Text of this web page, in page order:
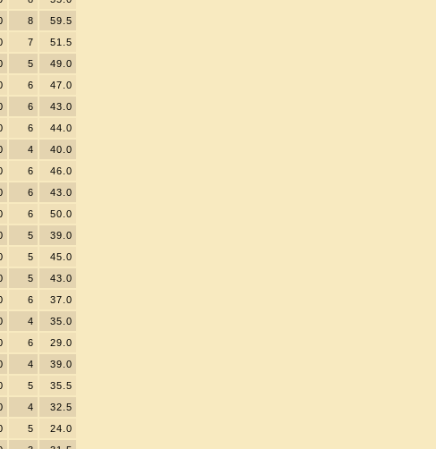
8
59.5
7
51.5
5
49.0
6
47.0
6
43.0
6
44.0
4
40.0
6
46.0
6
43.0
6
50.0
5
39.0
5
45.0
5
43.0
6
37.0
4
35.0
6
29.0
4
39.0
5
35.5
4
32.5
5
24.0